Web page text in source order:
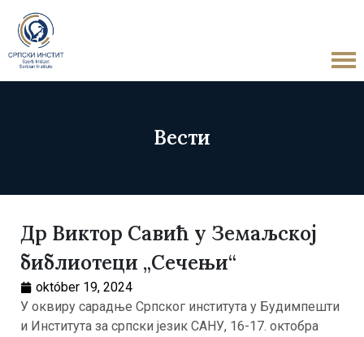
Вести
Др Виктор Савић у Земаљској
библиотеци „Сечењи“
október 19, 2024
У оквиру сарадње Српског института у Будимпешти
и Института за српски језик САНУ, 16-17. октобра